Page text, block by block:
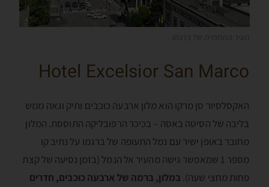
Hotel Excelsior San Marco
האקסלסיור סן מרקו הוא מלון ארבעה כוכבים ותיק וגאה ממש
בליבה של הסיטה באסה – בכיכר הרפובליקה התוססת. המלון
מחובר באופן ישיר עם נמל התעופה של ברגמו על נתיב קו
מספר 1 שמאפשר גישה מהעיר אל הנמל (בזמן נסיעה של קצת
פחות מחצי שעה). במלון, ברמה של ארבעה כוכבים, חדרים